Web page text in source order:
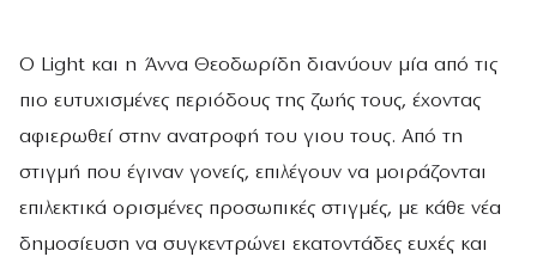
Ο Light και η Άννα Θεοδωρίδη διανύουν μία από τις
πιο ευτυχισμένες περιόδους της ζωής τους, έχοντας
αφιερωθεί στην ανατροφή του γιου τους. Από τη
στιγμή που έγιναν γονείς, επιλέγουν να μοιράζονται
επιλεκτικά ορισμένες προσωπικές στιγμές, με κάθε νέα
δημοσίευση να συγκεντρώνει εκατοντάδες ευχές και